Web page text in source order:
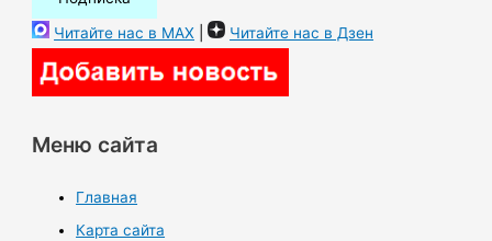
Читайте нас в MAX | Читайте нас в Дзен
Меню сайта
Главная
Карта сайта